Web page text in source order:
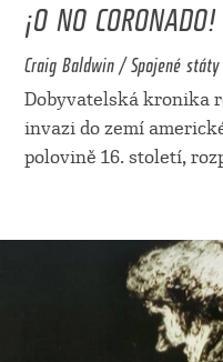
¡O NO CORONADO!
Craig Baldwin / Spojené
Dobyvatelská kronika
invazi do zemí
polovině 16. století,